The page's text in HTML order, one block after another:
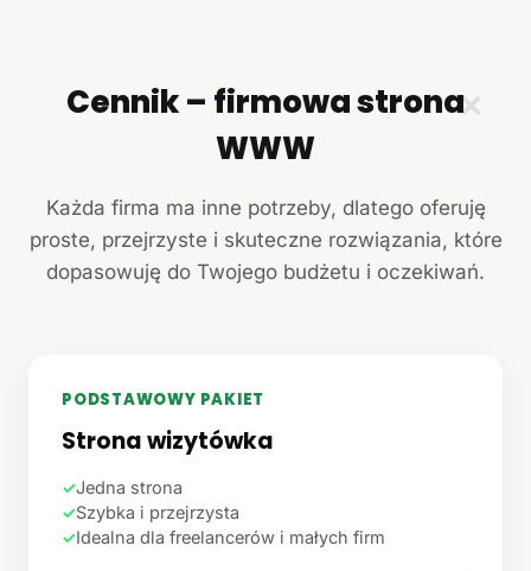
✕
Cennik – firmowa strona
WWW
Każda firma ma inne potrzeby, dlatego oferuję
proste, przejrzyste i skuteczne rozwiązania, które
dopasowuję do Twojego budżetu i oczekiwań.
PODSTAWOWY PAKIET
Strona wizytówka
✓Jedna strona
✓Szybka i przejrzysta
✓Idealna dla freelancerów i małych firm